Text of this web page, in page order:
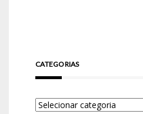
CATEGORIAS